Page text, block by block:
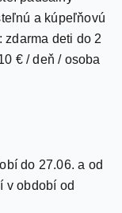
so psom 50 € /
paušálny
a kúpeľňovú